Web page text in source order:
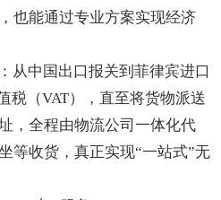
也能通过专业方案实现经济
从中国出口报关到菲律宾进口
税（VAT），直至将货物派送
，全程由物流公司一体化代
等收货，真正实现“一站式”无